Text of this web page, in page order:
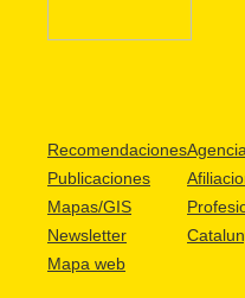
Recomendaciones
Publicaciones
Mapas/GIS
Newsletter
Mapa web